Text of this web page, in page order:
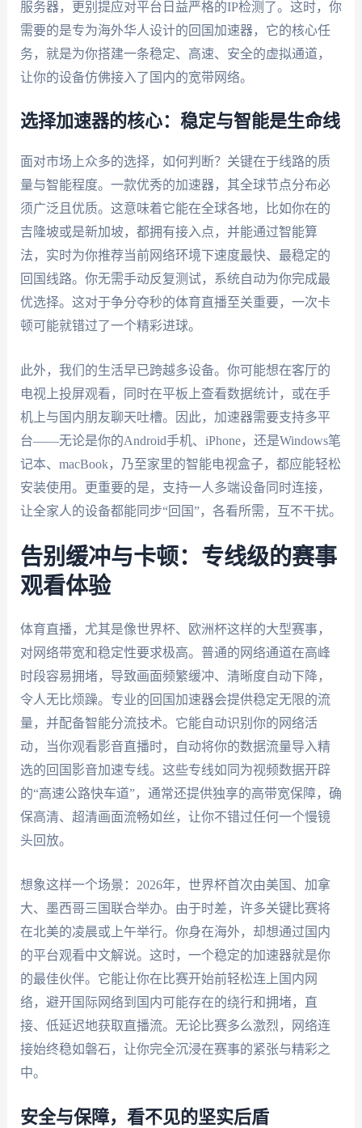
服务器，更别提应对平台日益严格的IP检测了。这时，你
需要的是专为海外华人设计的回国加速器，它的核心任
务，就是为你搭建一条稳定、高速、安全的虚拟通道，
让你的设备仿佛接入了国内的宽带网络。
选择加速器的核心：稳定与智能是生命线
面对市场上众多的选择，如何判断？关键在于线路的质
量与智能程度。一款优秀的加速器，其全球节点分布必
须广泛且优质。这意味着它能在全球各地，比如你在的
吉隆坡或是新加坡，都拥有接入点，并能通过智能算
法，实时为你推荐当前网络环境下速度最快、最稳定的
回国线路。你无需手动反复测试，系统自动为你完成最
优选择。这对于争分夺秒的体育直播至关重要，一次卡
顿可能就错过了一个精彩进球。
此外，我们的生活早已跨越多设备。你可能想在客厅的
电视上投屏观看，同时在平板上查看数据统计，或在手
机上与国内朋友聊天吐槽。因此，加速器需要支持多平
台——无论是你的Android手机、iPhone，还是Windows笔
记本、macBook，乃至家里的智能电视盒子，都应能轻松
安装使用。更重要的是，支持一人多端设备同时连接，
让全家人的设备都能同步“回国”，各看所需，互不干扰。
告别缓冲与卡顿：专线级的赛事
观看体验
体育直播，尤其是像世界杯、欧洲杯这样的大型赛事，
对网络带宽和稳定性要求极高。普通的网络通道在高峰
时段容易拥堵，导致画面频繁缓冲、清晰度自动下降，
令人无比烦躁。专业的回国加速器会提供稳定无限的流
量，并配备智能分流技术。它能自动识别你的网络活
动，当你观看影音直播时，自动将你的数据流量导入精
选的回国影音加速专线。这些专线如同为视频数据开辟
的“高速公路快车道”，通常还提供独享的高带宽保障，确
保高清、超清画面流畅如丝，让你不错过任何一个慢镜
头回放。
想象这样一个场景：2026年，世界杯首次由美国、加拿
大、墨西哥三国联合举办。由于时差，许多关键比赛将
在北美的凌晨或上午举行。你身在海外，却想通过国内
的平台观看中文解说。这时，一个稳定的加速器就是你
的最佳伙伴。它能让你在比赛开始前轻松连上国内网
络，避开国际网络到国内可能存在的绕行和拥堵，直
接、低延迟地获取直播流。无论比赛多么激烈，网络连
接始终稳如磐石，让你完全沉浸在赛事的紧张与精彩之
中。
安全与保障，看不见的坚实后盾